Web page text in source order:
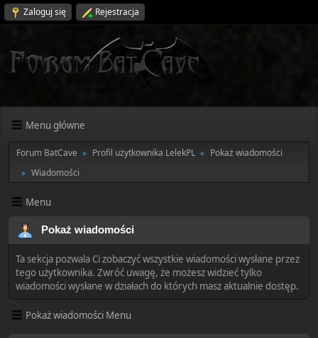
Zaloguj się Rejestracja
Menu główne
Forum BatCave ► Profil użytkownika LelekPL ► Pokaż wiadomości
► Wiadomości
Menu
Pokaż wiadomości
Ta sekcja pozwala Ci zobaczyć wszystkie wiadomości wysłane przez
tego użytkownika. Zwróć uwagę, że możesz widzieć tylko
wiadomości wysłane w działach do których masz aktualnie dostęp.
Pokaż wiadomości Menu